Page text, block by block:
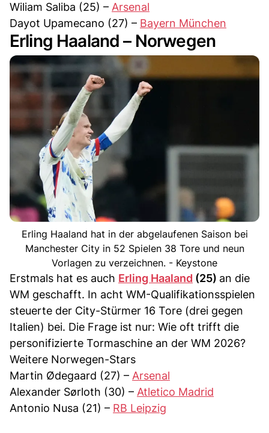
Wiliam Saliba (25) – Arsenal
Dayot Upamecano (27) – Bayern München
Erling Haaland – Norwegen
Erling Haaland hat in der abgelaufenen Saison bei
Manchester City in 52 Spielen 38 Tore und neun
Vorlagen zu verzeichnen. - Keystone
Erstmals hat es auch Erling Haaland (25) an die
WM geschafft. In acht WM-Qualifikationsspielen
steuerte der City-Stürmer 16 Tore (drei gegen
Italien) bei. Die Frage ist nur: Wie oft trifft die
personifizierte Tormaschine an der WM 2026?
Weitere Norwegen-Stars
Martin Ødegaard (27) – Arsenal
Alexander Sørloth (30) – Atletico Madrid
Antonio Nusa (21) – RB Leipzig